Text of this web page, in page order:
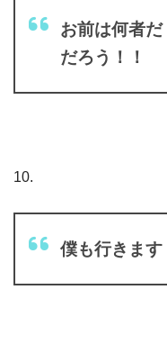
お前は何者
だろう！！
10.
僕も行きます